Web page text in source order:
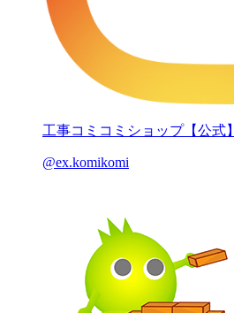
工事コミコミショップ【公式】
@ex.komikomi